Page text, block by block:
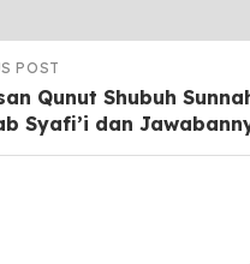
POST
Qunut Shubuh
Syafi’i dan